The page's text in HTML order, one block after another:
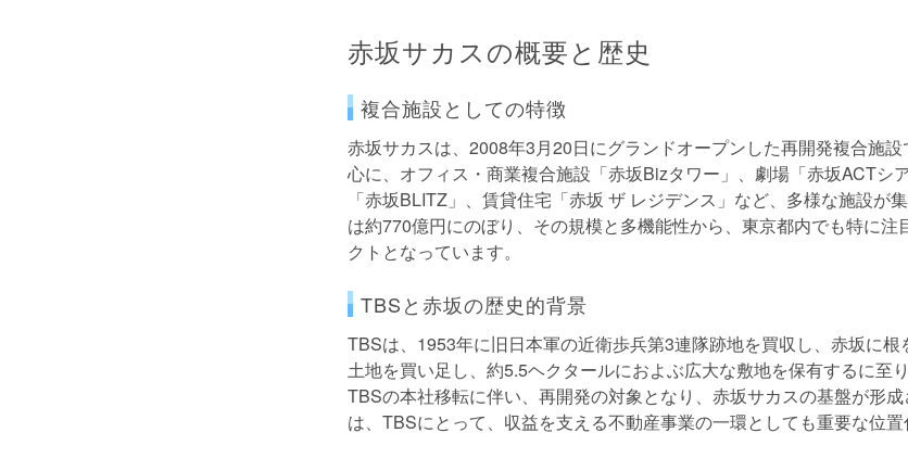
赤坂サカスの概要と歴史
複合施設としての特徴
赤坂サカスは、2008年3月20日にグランドオープンした再開発複合施
心に、オフィス・商業複合施設「赤坂Bizタワー」、劇場「赤坂ACTシ
「赤坂BLITZ」、賃貸住宅「赤坂 ザ レジデンス」など、多様な施設が
は約770億円にのぼり、その規模と多機能性から、東京都内でも特に注
クトとなっています。
TBSと赤坂の歴史的背景
TBSは、1953年に旧日本軍の近衛歩兵第3連隊跡地を買収し、赤坂に根
土地を買い足し、約5.5ヘクタールにおよぶ広大な敷地を保有するに至
TBSの本社移転に伴い、再開発の対象となり、赤坂サカスの基盤が形
は、TBSにとって、収益を支える不動産事業の一環としても重要な位置